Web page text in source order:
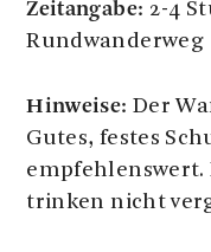
Zeitangabe: 2-4
Rundwanderweg
Hinweise: Der
Gutes, festes
empfehlenswert.
trinken nicht